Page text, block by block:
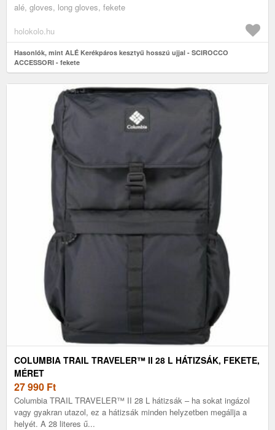
alé, gloves, long gloves, fekete
holokolo.hu
Hasonlók, mint ALÉ Kerékpáros kesztyű hosszú ujjal - SCIROCCO
ACCESSORI - fekete
COLUMBIA TRAIL TRAVELER™ II 28 L HÁTIZSÁK, FEKETE,
MÉRET
27 990 Ft
Columbia TRAIL TRAVELER™ II 28 L hátizsák – ha sokat ingázol
vagy gyakran utazol, ez a hátizsák minden helyzetben megállja a
helyét. A 28 literes ű...